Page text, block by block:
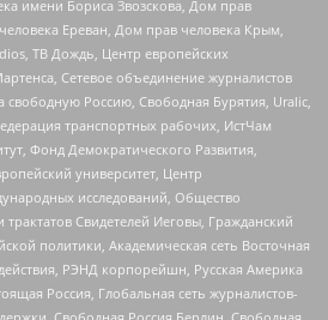
имени Бориса Звозскова, Дом прав
Ереван, Дом прав человека Крым,
ТВ Дождь, Центр европейских
Сетевое объединение журналистов
свободную Россию, Свободная Бурятия, Uralic,
транспортных рабочих, ИстЧам
Фонд Демократического Развития,
университет, Центр
исследований, Общество
Свидетелей Иеговы, Гражданский
политики, Академическая сеть Восточная
РЭНД корпорейшн, Русская Америка
Россия, Глобальная сеть журналистов-